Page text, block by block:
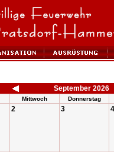
September 2026
Mittwoch Donnerstag
2 3 4